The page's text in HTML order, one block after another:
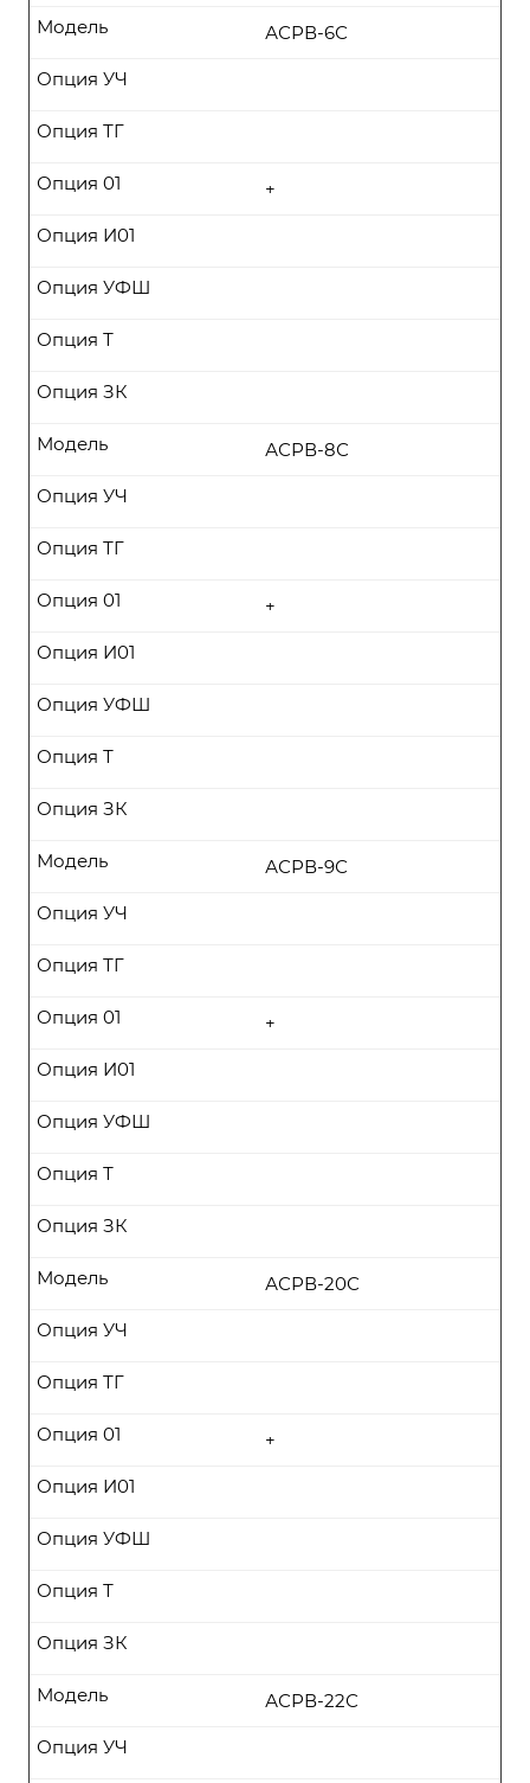
АСРВ-6С
Модель
Опция УЧ
Опция ТГ
+
Опция 01
Опция И01
Опция УФШ
Опция Т
Опция ЗК
АСРВ-8С
Модель
Опция УЧ
Опция ТГ
+
Опция 01
Опция И01
Опция УФШ
Опция Т
Опция ЗК
АСРВ-9С
Модель
Опция УЧ
Опция ТГ
+
Опция 01
Опция И01
Опция УФШ
Опция Т
Опция ЗК
АСРВ-20С
Модель
Опция УЧ
Опция ТГ
+
Опция 01
Опция И01
Опция УФШ
Опция Т
Опция ЗК
АСРВ-22С
Модель
Опция УЧ